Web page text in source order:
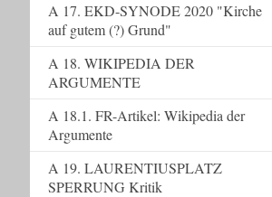
A 17. EKD-SYNODE 2020 "Kirche
auf gutem (?) Grund"
A 18. WIKIPEDIA DER
ARGUMENTE
A 18.1. FR-Artikel: Wikipedia der
Argumente
A 19. LAURENTIUSPLATZ
SPERRUNG Kritik